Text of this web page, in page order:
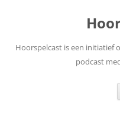
Hoorspelcast is een initiatief
podcast